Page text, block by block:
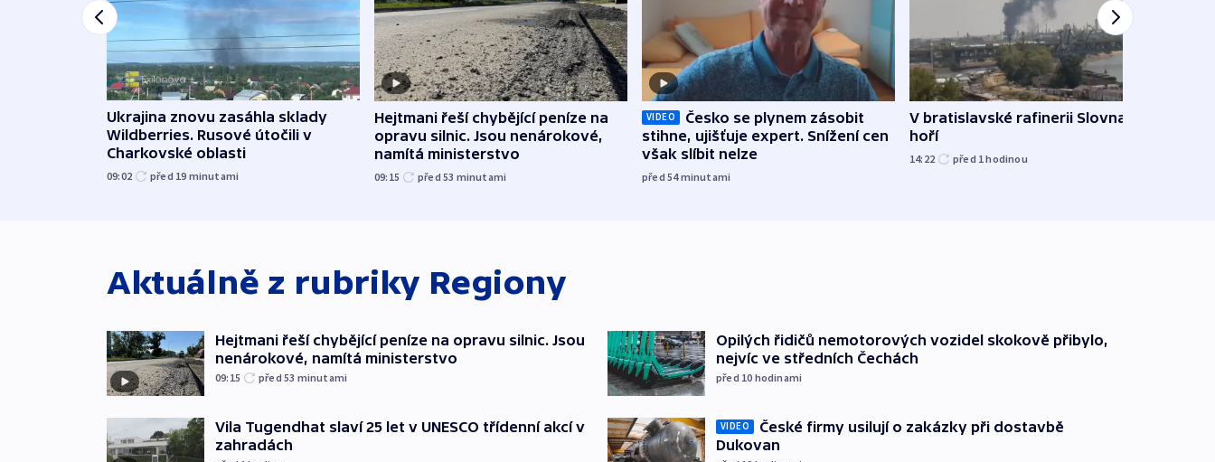
Ukrajina znovu zasáhla sklady
Wildberries. Rusové útočili v
Charkovské oblasti
09:02 před 19 minutami
Hejtmani řeší chybějící peníze na
opravu silnic. Jsou nenárokové,
namítá ministerstvo
09:15 před 53 minutami
VIDEO
Česko se plynem zásobit
stihne, ujišťuje expert. Snížení cen
však slíbit nelze
před 54minutami
V bratislavské rafinerii Slovnaft
hoří
14:22 před 1hodinou
Aktuálně z rubriky Regiony
Hejtmani řeší chybějící peníze na opravu silnic. Jsou
nenárokové, namítá ministerstvo
09:15 před 53 minutami
Vila Tugendhat slaví 25 let v UNESCO třídenní akcí v
zahradách
Opilých řidičů nemotorových vozidel skokově přibylo,
nejvíc ve středních Čechách
před 10 hodinami
VIDEO
České firmy usilují o zakázky při dostavbě
Dukovan